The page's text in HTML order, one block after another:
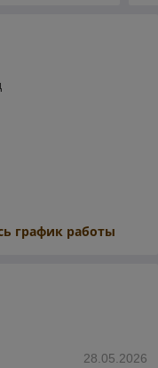
график работы
28.05.2026